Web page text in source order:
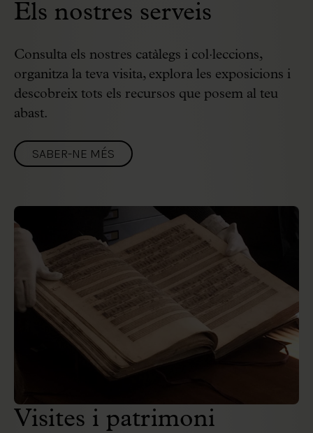
Els nostres serveis
Consulta els nostres catàlegs i col·leccions,
organitza la teva visita, explora les exposicions i
descobreix tots els recursos que posem al teu
abast.
SABER-NE MÉS
Visites i patrimoni